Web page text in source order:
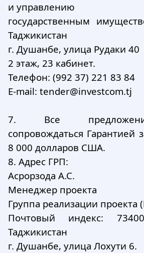
и управлению
государственным
Таджикистан
г. Душанбе, улица Рудаки 40
2 этаж, 23 кабинет.
Телефон: (992 37) 221 83 84
E-mail: tender@investcom.tj
7. Все
сопровождаться Гарантией
8 000 долларов США.
8. Адрес ГРП:
Асрорзода А.С.
Менеджер проекта
Группа реализации проекта
Почтовый индекс:
Таджикистан
г. Душанбе, улица Лохути 6.